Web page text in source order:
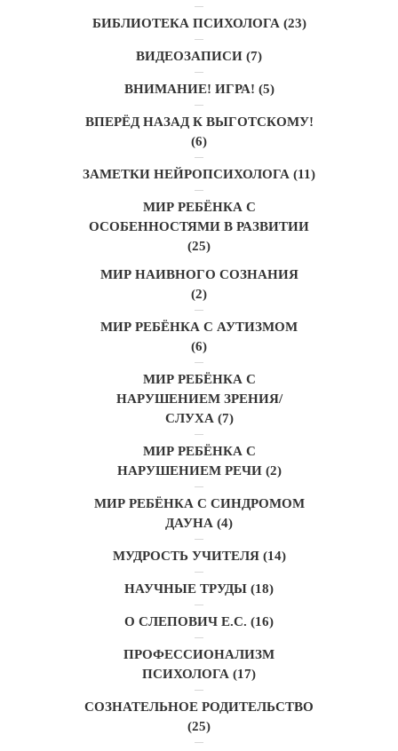
БИБЛИОТЕКА ПСИХОЛОГА(23)
ВИДЕОЗАПИСИ (7)
ВНИМАНИЕ! ИГРА! (5)
ВПЕРЁД НАЗАД К ВЫГОТСКОМУ!
(6)
ЗАМЕТКИ НЕЙРОПСИХОЛОГА (11)
МИР РЕБЁНКА С
ОСОБЕННОСТЯМИ В РАЗВИТИИ
(25)
МИР НАИВНОГО СОЗНАНИЯ
(2)
МИР РЕБЁНКА С АУТИЗМОМ
(6)
МИР РЕБЁНКА С
НАРУШЕНИЕМ ЗРЕНИЯ/
СЛУХА(7)
МИР РЕБЁНКА С
НАРУШЕНИЕМ РЕЧИ(2)
МИР РЕБЁНКА С СИНДРОМОМ
ДАУНА (4)
МУДРОСТЬ УЧИТЕЛЯ(14)
НАУЧНЫЕ ТРУДЫ (18)
О СЛЕПОВИЧ Е.С. (16)
ПРОФЕССИОНАЛИЗМ
ПСИХОЛОГА (17)
СОЗНАТЕЛЬНОЕ РОДИТЕЛЬСТВО
(25)